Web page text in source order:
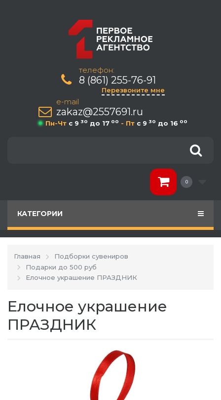
телефон:
8 (861) 255-76-91
Перезвоните мне
e-mail
zakaz@2557691.ru
Пн-Чт c 9 30 до 17 00 - Пт c 9 30 до 16 00
0
КАТЕГОРИИ
Главная
Подборки сувениров
Подарки до 500 руб
Елочное украшение ПРАЗДНИК
Елочное украшение
ПРАЗДНИК